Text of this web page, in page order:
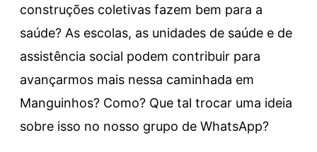
construções coletivas fazem bem para a
saúde? As escolas, as unidades de saúde e de
assistência social podem contribuir para
avançarmos mais nessa caminhada em
Manguinhos? Como? Que tal trocar uma ideia
sobre isso no nosso grupo de WhatsApp?